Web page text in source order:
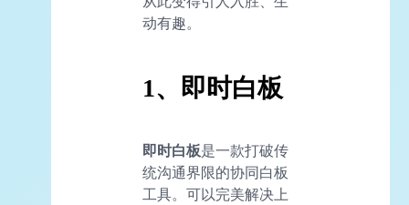
动有趣。
1、即时白板
即时白板是一款打破传
统沟通界限的协同白板
工具。可以完美解决上